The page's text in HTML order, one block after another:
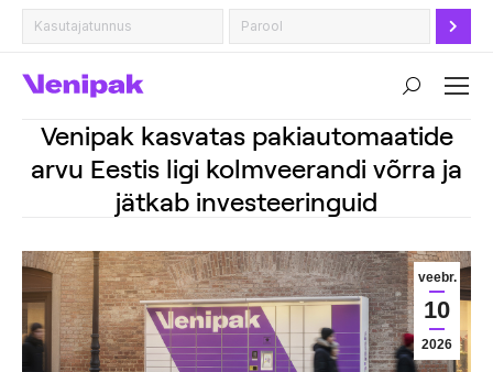
Search:
Venipak kasvatas pakiautomaatide
arvu Eestis ligi kolmveerandi võrra ja
jätkab investeeringuid
veebr.
10
2026